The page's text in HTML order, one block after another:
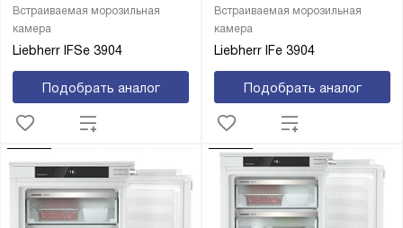
Встраиваемая морозильная
камера
Liebherr IFSe 3904
Подобрать аналог
Встраиваемая морозильная
камера
Liebherr IFe 3904
Подобрать аналог